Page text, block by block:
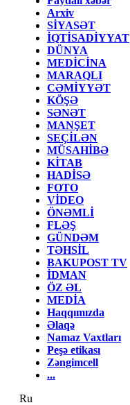
Arxiv
SİYASƏT
İQTİSADİYYAT
DÜNYA
MEDİCİNA
MARAQLI
CƏMİYYƏT
KÖŞƏ
SƏNƏT
MANŞET
SEÇİLƏN
MÜSAHİBƏ
KİTAB
HADİSƏ
FOTO
VİDEO
ÖNƏMLİ
FLƏŞ
GÜNDƏM
TƏHSİL
BAKUPOST TV
İDMAN
ÖZ ƏL
MEDİA
Haqqımızda
Əlaqə
Namaz Vaxtları
Peşə etikası
Zəngimcell
...
Ru